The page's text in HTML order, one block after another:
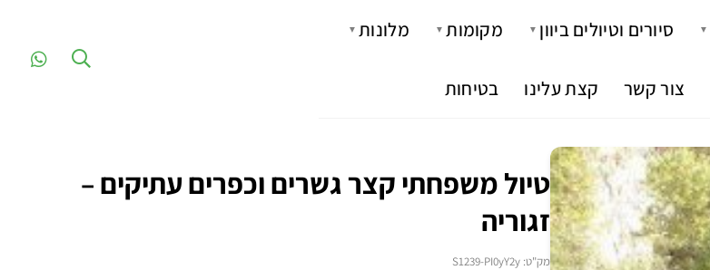
▼ סיורים וטיולים ביוון ▼ מקומות ▼ מלונות ▼
צור קשר קצת עלינו בטיחות
טיול משפחתי קצר גשרים וכפרים עתיקים –
זגוריה
מק"ט: S1239-PI0yY2y